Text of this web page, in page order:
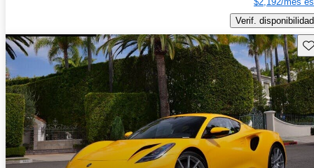
Verif. disponibilidad